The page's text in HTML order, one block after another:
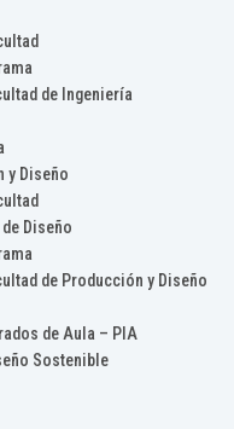
de Ingeniería
y Diseño
Diseño
de Producción y Diseño
de Aula – PIA
Sostenible